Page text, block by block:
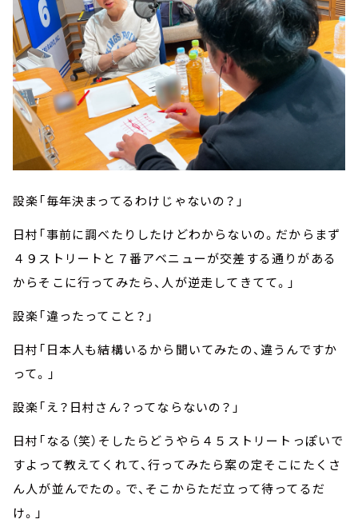
設楽「毎年決まってるわけじゃないの？」
日村「事前に調べたりしたけどわからないの。だからまず
４９ストリートと７番アベニューが交差する通りがある
からそこに行ってみたら、人が逆走してきてて。」
設楽「違ったってこと？」
日村「日本人も結構いるから聞いてみたの、違うんですか
って。」
設楽「え？日村さん？ってならないの？」
日村「なる（笑）そしたらどうやら４５ストリートっぽいで
すよって教えてくれて、行ってみたら案の定そこにたくさ
ん人が並んでたの。で、そこからただ立って待ってるだ
け。」